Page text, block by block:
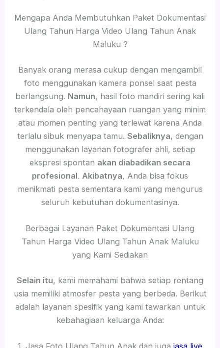
Mengapa Anda Membutuhkan Paket Dokumentasi
Ulang Tahun Harga Video Ulang Tahun Anak
Maluku ?
Banyak orang merasa cukup dengan mengambil
foto menggunakan kamera ponsel saat pesta
berlangsung. Namun, hasil foto mandiri sering kali
terkendala oleh pencahayaan ruangan yang minim
atau momen penting yang terlewat karena Anda
terlalu sibuk menyapa tamu. Sebaliknya, dengan
menggunakan layanan fotografer ahli, setiap
ekspresi spontan akan diabadikan secara
profesional. Akibatnya, Anda bisa fokus
menikmati pesta sementara kami yang mengurus
seluruh kebutuhan dokumentasinya.
Berbagai Layanan Paket Dokumentasi Ulang
Tahun Harga Video Ulang Tahun Anak Maluku
yang Kami Sediakan
Selain itu, kami memahami bahwa setiap rentang
usia memiliki atmosfer pesta yang berbeda. Berikut
adalah layanan spesifik yang kami tawarkan untuk
kebahagiaan keluarga Anda:
1. Jasa Foto Ulang Tahun Anak dan juga jasa live